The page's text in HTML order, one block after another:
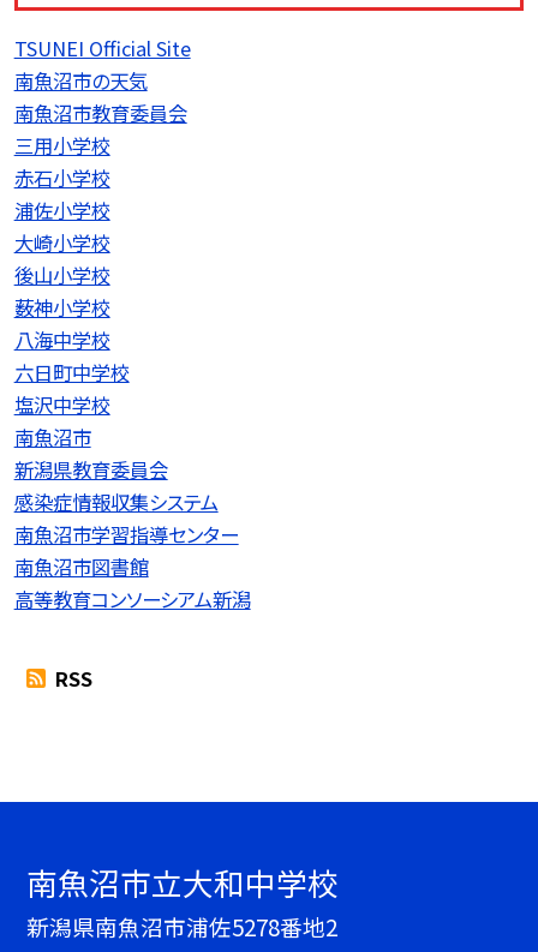
TSUNEI Official Site
南魚沼市の天気
南魚沼市教育委員会
三用小学校
赤石小学校
浦佐小学校
大崎小学校
後山小学校
薮神小学校
八海中学校
六日町中学校
塩沢中学校
南魚沼市
新潟県教育委員会
感染症情報収集システム
南魚沼市学習指導センター
南魚沼市図書館
高等教育コンソーシアム新潟
RSS
南魚沼市立大和中学校
新潟県南魚沼市浦佐5278番地2